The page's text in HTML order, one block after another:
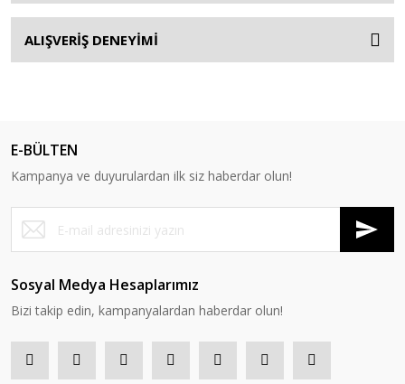
ALIŞVERİŞ DENEYİMİ
E-BÜLTEN
Kampanya ve duyurulardan ilk siz haberdar olun!
Sosyal Medya Hesaplarımız
Bizi takip edin, kampanyalardan haberdar olun!